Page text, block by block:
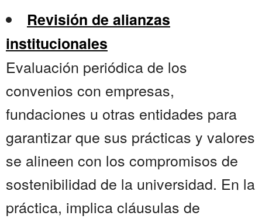
Revisión de alianzas
institucionales
Evaluación periódica de los
convenios con empresas,
fundaciones u otras entidades para
garantizar que sus prácticas y valores
se alineen con los compromisos de
sostenibilidad de la universidad. En la
práctica, implica cláusulas de